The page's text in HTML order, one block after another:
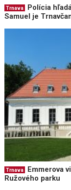
Trnava
Polícia
Samuel je
Trnava
Emmerova
Ružového parku